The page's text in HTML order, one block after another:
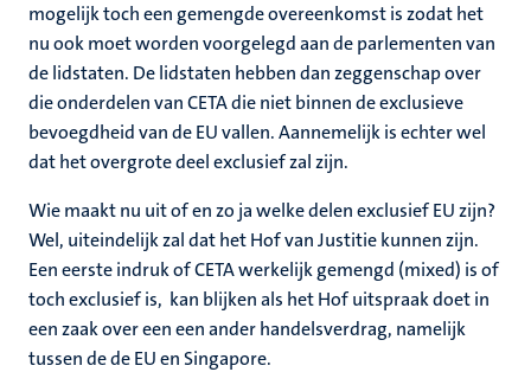
mogelijk toch een gemengde overeenkomst is zodat het
nu ook moet worden voorgelegd aan de parlementen van
de lidstaten. De lidstaten hebben dan zeggenschap over
die onderdelen van CETA die niet binnen de exclusieve
bevoegdheid van de EU vallen. Aannemelijk is echter wel
dat het overgrote deel exclusief zal zijn.
Wie maakt nu uit of en zo ja welke delen exclusief EU zijn?
Wel, uiteindelijk zal dat het Hof van Justitie kunnen zijn.
Een eerste indruk of CETA werkelijk gemengd (mixed) is of
toch exclusief is, kan blijken als het Hof uitspraak doet in
een zaak over een een ander handelsverdrag, namelijk
tussen de de EU en Singapore.